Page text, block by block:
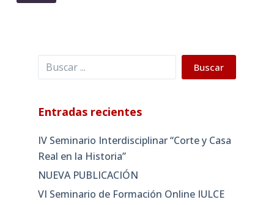
Buscar Buscar
Entradas recientes
IV Seminario Interdisciplinar “Corte y Casa
Real en la Historia”
NUEVA PUBLICACIÓN
VI Seminario de Formación Online IULCE